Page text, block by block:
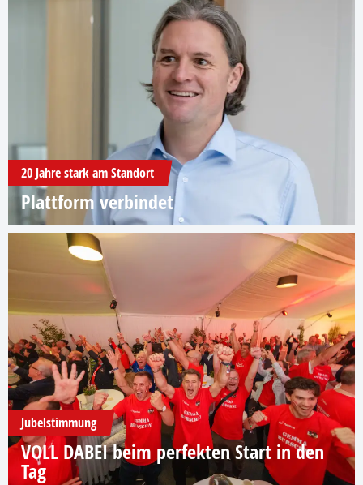
20 Jahre stark am Standort
Plattform verbindet
Jubelstimmung
VOLL DABEI beim perfekten Start in den
Tag